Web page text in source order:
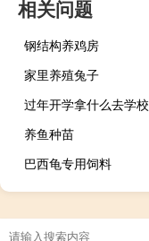
相关问题
钢结构养鸡房
家里养殖兔子
过年开学拿什么去学校
养鱼种苗
巴西龟专用饲料